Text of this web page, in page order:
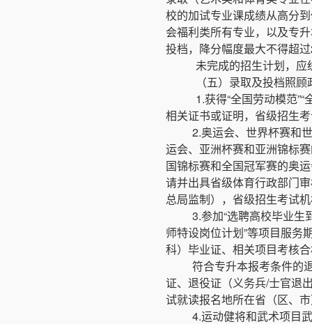
校的加试专业课成绩从高分
会福利类所有专业，以及专
投档，降分幅度最大不得超
未完成的招生计划，
（五）录取及投档照顾
1.获得“全国劳动模范
相关证书或证明，省级招生
2.奥运会、世界杯赛和
运会、亚洲杯赛和亚洲锦标
国锦标赛和全国冠军赛的奥
请并出具省级体育行政部门
总局监制），省级招生考试
3.参加“选聘高校毕业生
师特设岗位计划”等项目服务
科）毕业证、相关项目考核
符合专升本报考条件的
证、退役证（义务兵/士官退
试就读报名地所在省（区、
4.运动健将和武术项目